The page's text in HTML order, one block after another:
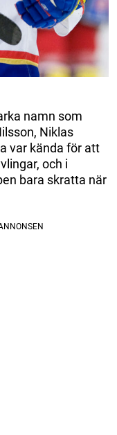
namn som
Niklas
var kända för att
och i
bara skratta när